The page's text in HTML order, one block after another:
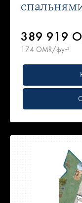
389 919
174 OMR/фут²